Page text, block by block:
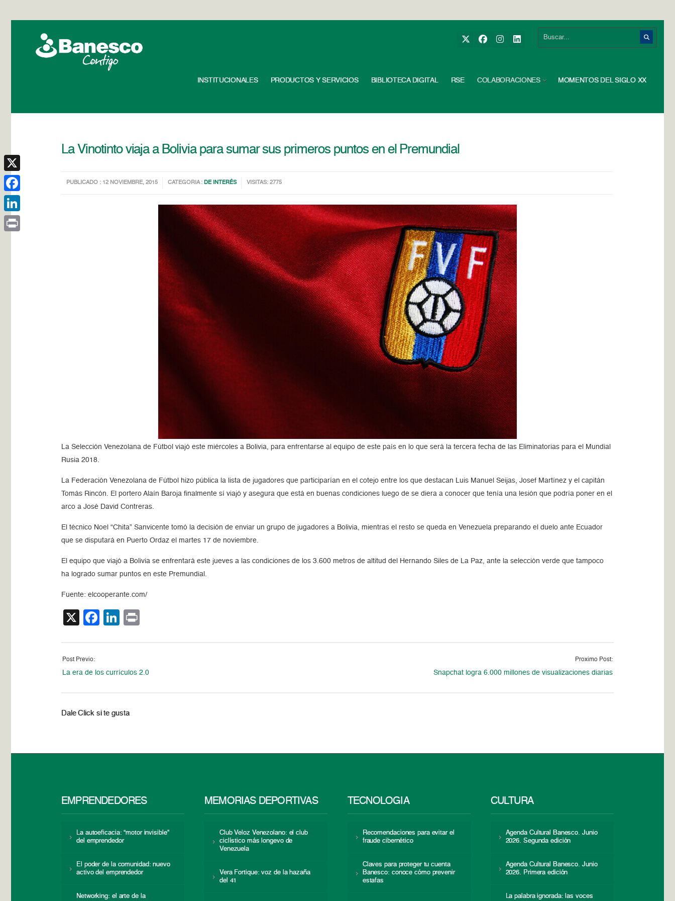
INSTITUCIONALES PRODUCTOS Y SERVICIOS BIBLIOTECA DIGITAL RSE COLABORACIONES MOMENTOS DEL SIGLO XX
La Vinotinto viaja a Bolivia para sumar sus primeros puntos en el Premundial
PUBLICADO : 12 NOVIEMBRE, 2015 CATEGORIA : DE INTERÉS VISITAS: 2775
La Selección Venezolana de Fútbol viajó este miércoles a Bolivia, para enfrentarse al equipo de este país en lo que será la tercera fecha de las Eliminatorias para el Mundial
Rusia 2018.
La Federación Venezolana de Fútbol hizo pública la lista de jugadores que participarían en el cotejo entre los que destacan Luis Manuel Seijas, Josef Martínez y el capitán
Tomás Rincón. El portero Alaín Baroja finalmente sí viajó y asegura que está en buenas condiciones luego de se diera a conocer que tenía una lesión que podría poner en el
arco a José David Contreras.
El técnico Noel “Chita” Sanvicente tomó la decisión de enviar un grupo de jugadores a Bolivia, mientras el resto se queda en Venezuela preparando el duelo ante Ecuador
que se disputará en Puerto Ordaz el martes 17 de noviembre.
El equipo que viajó a Bolivia se enfrentará este jueves a las condiciones de los 3.600 metros de altitud del Hernando Siles de La Paz, ante la selección verde que tampoco
ha logrado sumar puntos en este Premundial.
Fuente: elcooperante.com/
X Facebook
LinkedIn
Post Previo:
La era de los currículos 2.0
Proximo Post:
Snapchat logra 6.000 millones de visualizaciones diarias
Dale Click si te gusta
EMPRENDEDORES
La autoeficacia: “motor invisible”
del emprendedor
El poder de la comunidad: nuevo
activo del emprendedor
Networking: el arte de la
MEMORIAS DEPORTIVAS
Club Veloz Venezolano: el club
ciclístico más longevo de
Venezuela
Vera Fortique: voz de la hazaña
del 41
TECNOLOGÍA
Recomendaciones para evitar el
fraude cibernético
Claves para proteger tu cuenta
Banesco: conoce cómo prevenir
estafas
CULTURA
Agenda Cultural Banesco. Junio
2026. Segunda edición
Agenda Cultural Banesco. Junio
2026. Primera edición
La palabra ignorada: las voces
X
Facebook
LinkedIn